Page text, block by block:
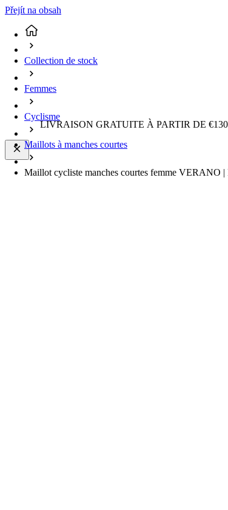
Přejít na obsah
LIVRAISON GRATUITE À PARTIR DE
Collection de stock
Femmes
Cyclisme
Maillots à manches courtes
Maillot cycliste manches courtes femme VERANO